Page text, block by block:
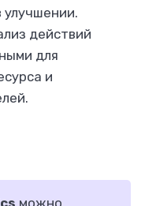
действий
для
и
можно